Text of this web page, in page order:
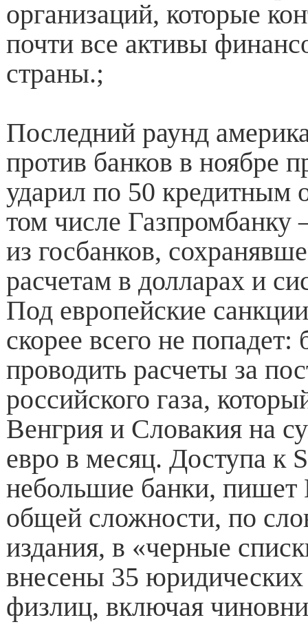
организаций, которые
почти все активы
страны.;
Последний раунд
против банков в ноябре
ударил по 50 кредитным
том числе
из госбанков,
расчетам в долларах и
Под европейские
скорее всего не
проводить расчеты за
российского газа,
Венгрия и Словакия на
евро в месяц. Доступа к
небольшие банки, пишет
общей сложности, по
издания, в «черные
внесены 35
физлиц, включая